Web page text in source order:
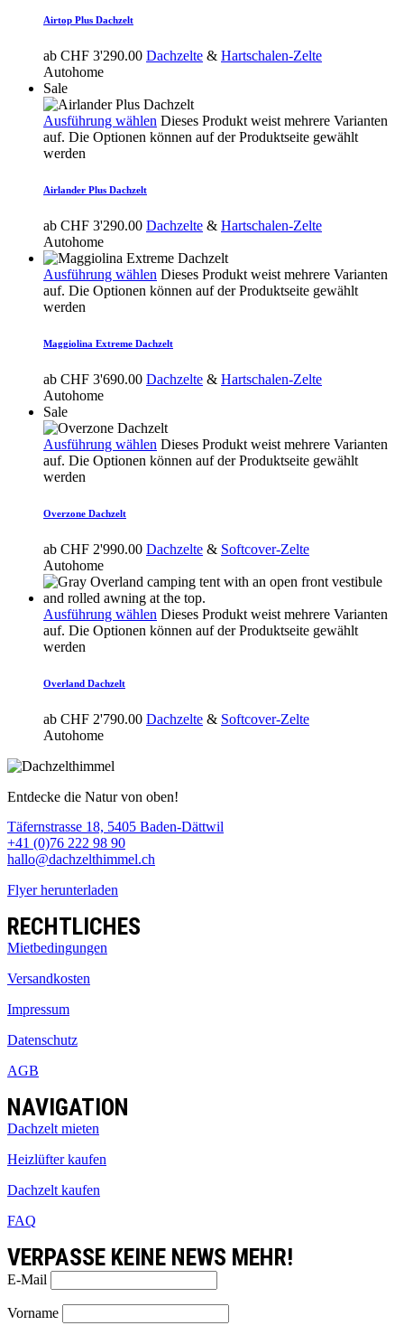
Airtop Plus Dachzelt
ab CHF 3'290.00 Dachzelte & Hartschalen-Zelte
Autohome
Sale
Ausführung wählen Dieses Produkt weist mehrere Varianten
auf. Die Optionen können auf der Produktseite gewählt
werden
Airlander Plus Dachzelt
ab CHF 3'290.00 Dachzelte & Hartschalen-Zelte
Autohome
Ausführung wählen Dieses Produkt weist mehrere Varianten
auf. Die Optionen können auf der Produktseite gewählt
werden
Maggiolina Extreme Dachzelt
ab CHF 3'690.00 Dachzelte & Hartschalen-Zelte
Autohome
Sale
Ausführung wählen Dieses Produkt weist mehrere Varianten
auf. Die Optionen können auf der Produktseite gewählt
werden
Overzone Dachzelt
ab CHF 2'990.00 Dachzelte & Softcover-Zelte
Autohome
Ausführung wählen Dieses Produkt weist mehrere Varianten
auf. Die Optionen können auf der Produktseite gewählt
werden
Overland Dachzelt
ab CHF 2'790.00 Dachzelte & Softcover-Zelte
Autohome
Entdecke die Natur von oben!
Täfernstrasse 18, 5405 Baden-Dättwil
+41 (0)76 222 98 90
hallo@dachzelthimmel.ch
Flyer herunterladen
RECHTLICHES
Mietbedingungen
Versandkosten
Impressum
Datenschutz
AGB
NAVIGATION
Dachzelt mieten
Heizlüfter kaufen
Dachzelt kaufen
FAQ
VERPASSE KEINE NEWS MEHR!
E-Mail
Vorname